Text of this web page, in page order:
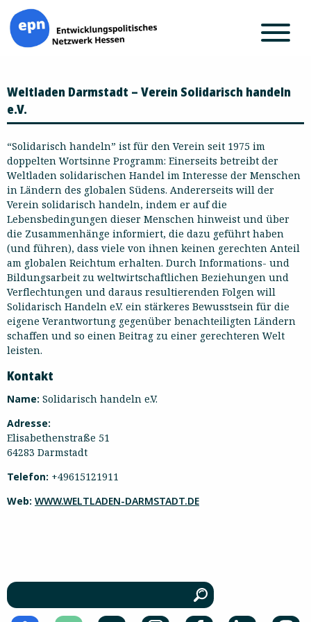
Inhalt
springen
Weltladen Darmstadt – Verein Solidarisch handeln
e.V.
“Solidarisch handeln” ist für den Verein seit 1975 im
doppelten Wortsinne Programm: Einerseits betreibt der
Weltladen solidarischen Handel im Interesse der Menschen
in Ländern des globalen Südens. Andererseits will der
Verein solidarisch handeln, indem er auf die
Lebensbedingungen dieser Menschen hinweist und über
die Zusammenhänge informiert, die dazu geführt haben
(und führen), dass viele von ihnen keinen gerechten Anteil
am globalen Reichtum erhalten. Durch Informations- und
Bildungsarbeit zu weltwirtschaftlichen Beziehungen und
Verflechtungen und daraus resultierenden Folgen will
Solidarisch Handeln e.V. ein stärkeres Bewusstsein für die
eigene Verantwortung gegenüber benachteiligten Ländern
schaffen und so einen Beitrag zu einer gerechteren Welt
leisten.
Kontakt
Name: Solidarisch handeln e.V.
Adresse:
Elisabethenstraße 51
64283 Darmstadt
Telefon: +49615121911
Web: WWW.WELTLADEN-DARMSTADT.DE